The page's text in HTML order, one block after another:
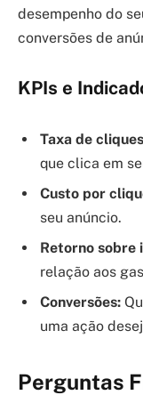
desempenho do
conversões de
KPIs e
Taxa de
que clica em
Custo por
seu anúncio.
Retorno sobre
relação aos
Conversões:
uma ação
Perguntas